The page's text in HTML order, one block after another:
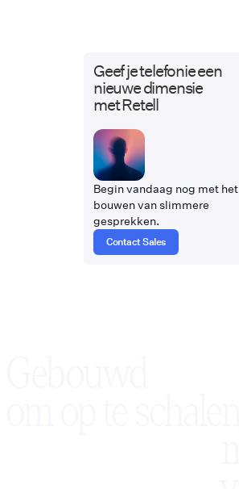
Geef je telefonie een
nieuwe dimensie
met Retell
Begin vandaag nog met het
bouwen van slimmere
gesprekken.
Contact Sales